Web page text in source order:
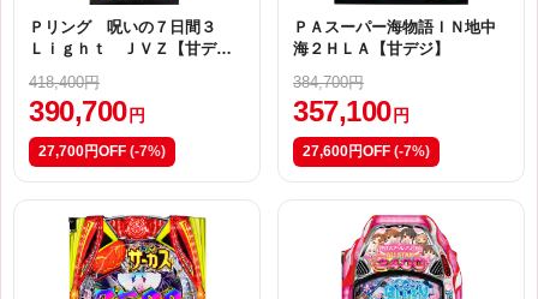
Ｐリング 呪いの７日間３
Ｌｉｇｈｔ ＪＶＺ【甘デ
418,400円
390,700円
27,700円OFF (-7%)
ＰＡスーパー海物語ＩＮ地中
海２ＨＬＡ【甘デジ】
384,700円
357,100円
27,600円OFF (-7%)